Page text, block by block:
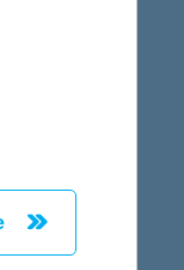
az idei
az előző